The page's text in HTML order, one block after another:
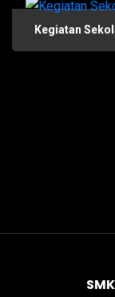
Kegiatan